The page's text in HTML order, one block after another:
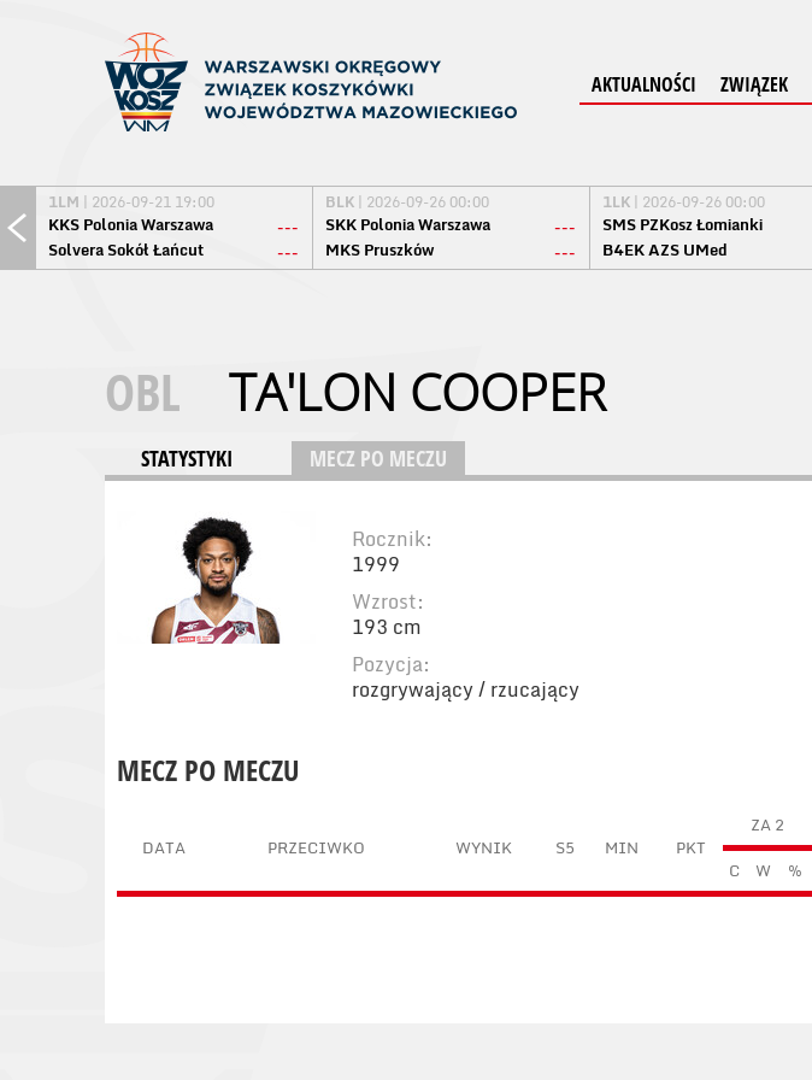
AKTUALNOŚCI ZWIĄZEK
1LM | 2026-09-21 19:00
KKS Polonia Warszawa
---
Solvera Sokół Łańcut
---
BLK | 2026-09-26 00:00
SKK Polonia Warszawa
---
MKS Pruszków
---
1LK | 2026-09-26 00:00
SMS PZKosz Łomianki
B4EK AZS UMed
OBL TA'LON COOPER
STATYSTYKI MECZ PO MECZU
Rocznik:
1999
Wzrost:
193 cm
Pozycja:
rozgrywający / rzucający
MECZ PO MECZU
DATA PRZECIWKO WYNIK S5 MIN PKT
ZA 2
C
W %